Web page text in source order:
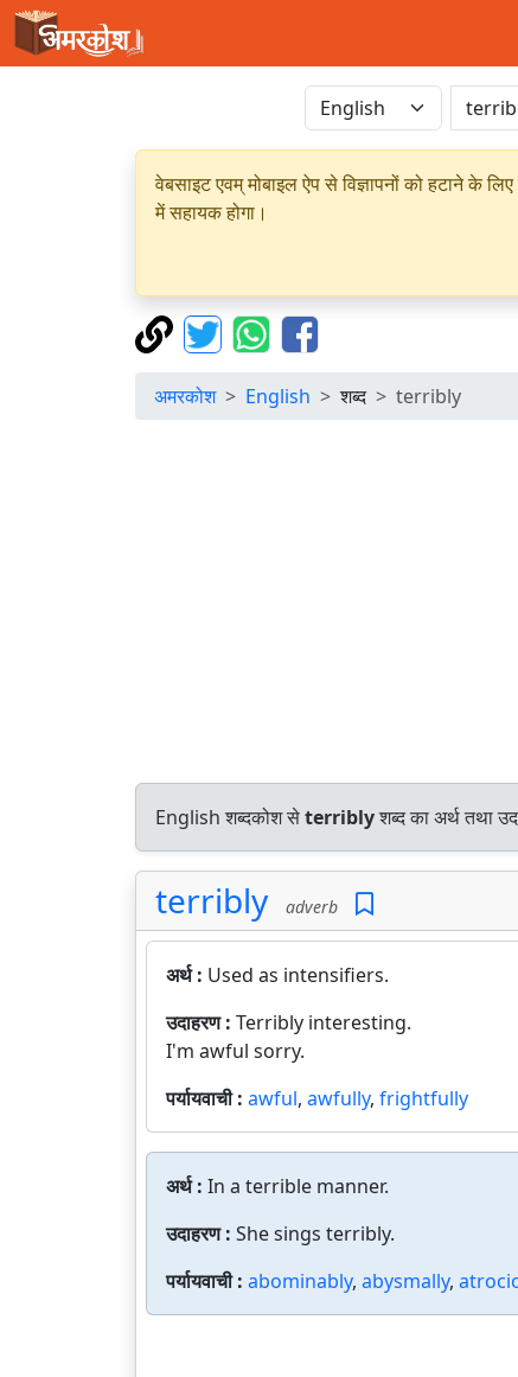
वेबसाइट एवम् मोबाइल ऐप से विज्ञापनों को हटाने के
में सहायक होगा।
अमरकोश English शब्द terribly
English शब्दकोश सेterriblyशब्द का अर्थ तथा
terribly adverb
अर्थ : Used as intensifiers.
उदाहरण : Terribly interesting.
I'm awful sorry.
पर्यायवाची : awful, awfully, frightfully
अर्थ : In a terrible manner.
उदाहरण : She sings terribly.
पर्यायवाची : abominably, abysmally,